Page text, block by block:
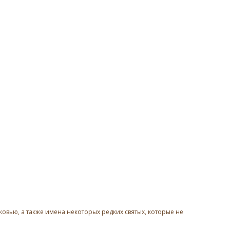
а также имена некоторых редких святых, которые не